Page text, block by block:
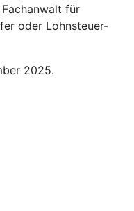
für
oder Lohnsteuer-
2025.